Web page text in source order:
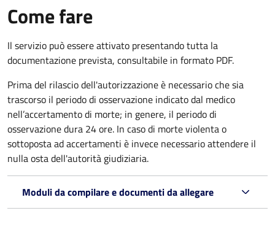
Come fare
Il servizio può essere attivato presentando tutta la
documentazione prevista, consultabile in formato PDF.
Prima del rilascio dell'autorizzazione è necessario che sia
trascorso il periodo di osservazione indicato dal medico
nell’accertamento di morte; in genere, il periodo di
osservazione dura 24 ore. In caso di morte violenta o
sottoposta ad accertamenti è invece necessario attendere il
nulla osta dell'autorità giudiziaria.
Moduli da compilare e documenti da allegare